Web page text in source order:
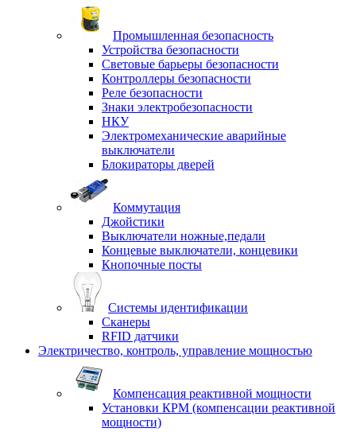
Промышленная безопасность
Устройства безопасности
Световые барьеры безопасности
Контроллеры безопасности
Реле безопасности
Знаки электробезопасности
НКУ
Электромеханические аварийные
выключатели
Блокираторы дверей
Коммутация
Джойстики
Выключатели ножные,педали
Концевые выключатели, концевики
Кнопочные посты
Системы идентификации
Сканеры
RFID датчики
Электричество, контроль, управление мощностью
Компенсация реактивной мощности
Установки КРМ (компенсации реактивной
мощности)